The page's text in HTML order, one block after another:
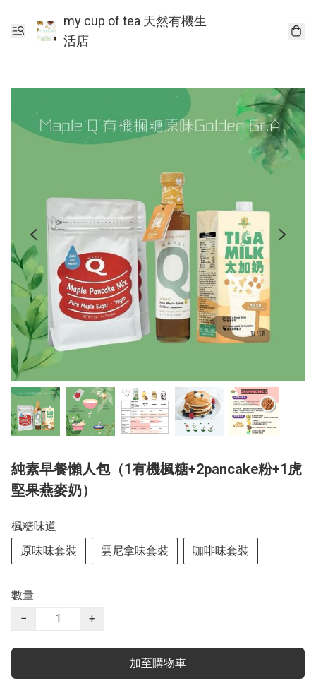
my cup of tea 天然有機生
活店
純素早餐懶人包（1有機楓糖+2pancake粉+1虎
堅果燕麥奶）
楓糖味道
原味味套裝
雲尼拿味套裝 咖啡味套裝
數量
−
+
加至購物車